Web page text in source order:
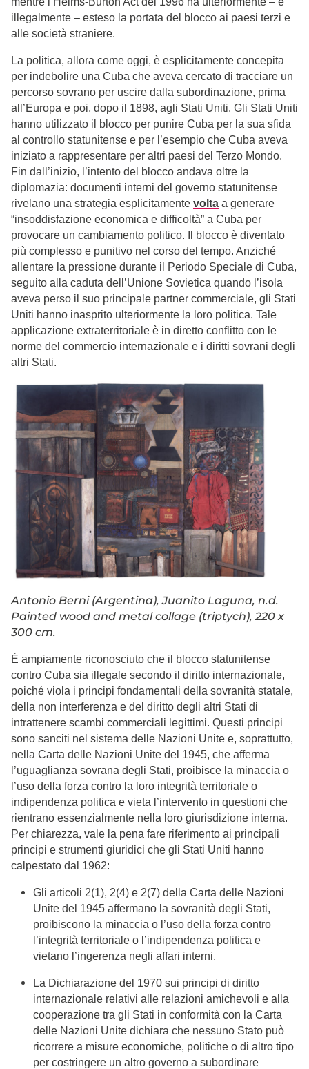
illegalmente – esteso la portata del blocco ai paesi terzi e
alle società straniere.
La politica, allora come oggi, è esplicitamente concepita
per indebolire una Cuba che aveva cercato di tracciare un
percorso sovrano per uscire dalla subordinazione, prima
all’Europa e poi, dopo il 1898, agli Stati Uniti. Gli Stati Uniti
hanno utilizzato il blocco per punire Cuba per la sua sfida
al controllo statunitense e per l’esempio che Cuba aveva
iniziato a rappresentare per altri paesi del Terzo Mondo.
Fin dall’inizio, l’intento del blocco andava oltre la
diplomazia: documenti interni del governo statunitense
rivelano una strategia esplicitamente volta a generare
“insoddisfazione economica e difficoltà” a Cuba per
provocare un cambiamento politico. Il blocco è diventato
più complesso e punitivo nel corso del tempo. Anziché
allentare la pressione durante il Periodo Speciale di Cuba,
seguito alla caduta dell’Unione Sovietica quando l’isola
aveva perso il suo principale partner commerciale, gli Stati
Uniti hanno inasprito ulteriormente la loro politica. Tale
applicazione extraterritoriale è in diretto conflitto con le
norme del commercio internazionale e i diritti sovrani degli
altri Stati.
Antonio Berni (Argentina), Juanito Laguna, n.d.
Painted wood and metal collage (triptych), 220 x
300 cm.
È ampiamente riconosciuto che il blocco statunitense
contro Cuba sia illegale secondo il diritto internazionale,
poiché viola i principi fondamentali della sovranità statale,
della non interferenza e del diritto degli altri Stati di
intrattenere scambi commerciali legittimi. Questi principi
sono sanciti nel sistema delle Nazioni Unite e, soprattutto,
nella Carta delle Nazioni Unite del 1945, che afferma
l’uguaglianza sovrana degli Stati, proibisce la minaccia o
l’uso della forza contro la loro integrità territoriale o
indipendenza politica e vieta l’intervento in questioni che
rientrano essenzialmente nella loro giurisdizione interna.
Per chiarezza, vale la pena fare riferimento ai principali
principi e strumenti giuridici che gli Stati Uniti hanno
calpestato dal 1962:
Gli articoli 2(1), 2(4) e 2(7) della Carta delle Nazioni
Unite del 1945 affermano la sovranità degli Stati,
proibiscono la minaccia o l’uso della forza contro
l’integrità territoriale o l’indipendenza politica e
vietano l’ingerenza negli affari interni.
La Dichiarazione del 1970 sui principi di diritto
internazionale relativi alle relazioni amichevoli e alla
cooperazione tra gli Stati in conformità con la Carta
delle Nazioni Unite dichiara che nessuno Stato può
ricorrere a misure economiche, politiche o di altro tipo
per costringere un altro governo a subordinare